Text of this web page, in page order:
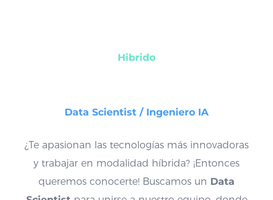
Hibrido
Data Scientist / Ingeniero IA
¿Te apasionan las tecnologías más innovadoras
y trabajar en modalidad híbrida? ¡Entonces
queremos conocerte! Buscamos un Data